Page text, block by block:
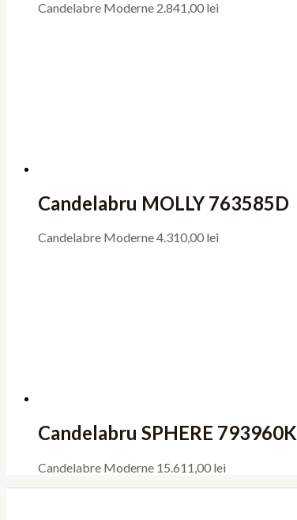
Candelabre Moderne 2.841,00 lei
Candelabru MOLLY 763585D
Candelabre Moderne4.310,00 lei
Candelabru SPHERE 793960K
Candelabre Moderne 15.611,00 lei